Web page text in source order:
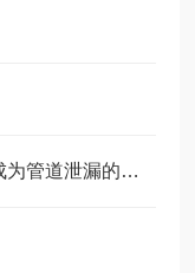
安装与维护要点：避免不锈钢视镜成为管道泄漏的薄弱环节